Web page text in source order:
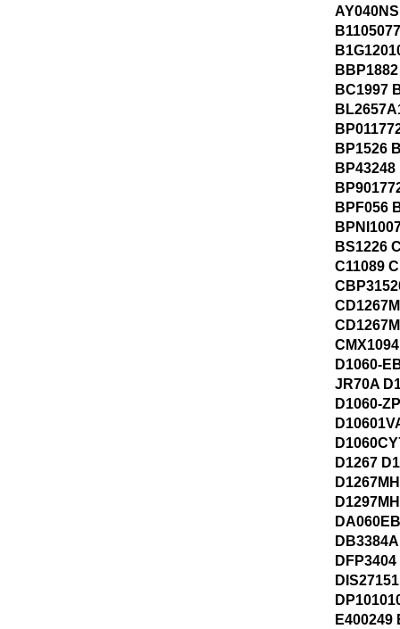
BC1997
BP1526
BPF056
BS1226
C11089
D1060-
JR70A
D1060-
D1267
E400249